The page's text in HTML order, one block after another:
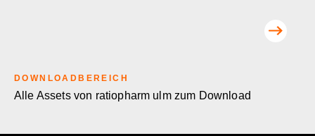
DOWNLOADBEREICH
Alle Assets von ratiopharm ulm zum Download